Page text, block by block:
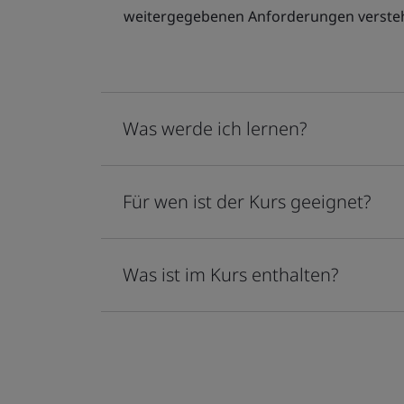
weitergegebenen Anforderungen
Was werde ich lernen?
Für wen ist der Kurs geeignet?
Was ist im Kurs enthalten?